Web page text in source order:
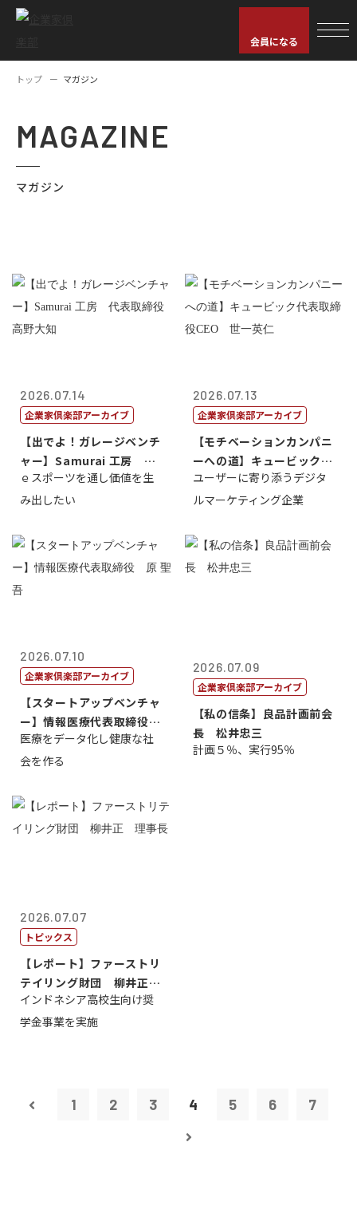
会員になる
トップ マガジン
MAGAZINE
マガジン
2026.07.14
企業家倶楽部アーカイブ
【出でよ！ガレージベンチ
ャー】Samurai 工房 代
表取締...
ｅスポーツを通し価値を生
み出したい
2026.07.13
企業家倶楽部アーカイブ
【モチベーションカンパニ
ーへの道】キュービック代
表取締役CE...
ユーザーに寄り添うデジタ
ルマーケティング企業
2026.07.10
企業家倶楽部アーカイブ
【スタートアップベンチャ
ー】情報医療代表取締役
原 聖吾
医療をデータ化し健康な社
会を作る
2026.07.09
企業家倶楽部アーカイブ
【私の信条】良品計画前会
長 松井忠三
計画５％、実行95％
2026.07.07
トピックス
【レポート】ファーストリ
テイリング財団 柳井正
理事長
インドネシア高校生向け奨
学金事業を実施
1 2 3 4 5 6 7